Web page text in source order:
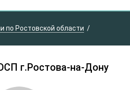
по Ростовской области
г.Ростова-на-Дону